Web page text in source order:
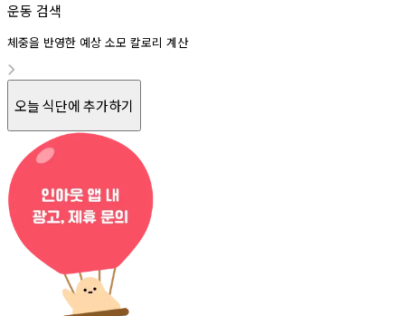
운동 검색
체중을 반영한 예상 소모 칼로리 계산
오늘 식단에 추가하기